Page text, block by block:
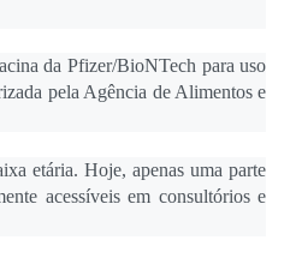
da Pfizer/BioNTech para uso
pela Agência de Alimentos e
etária. Hoje, apenas uma parte
acessíveis em consultórios e